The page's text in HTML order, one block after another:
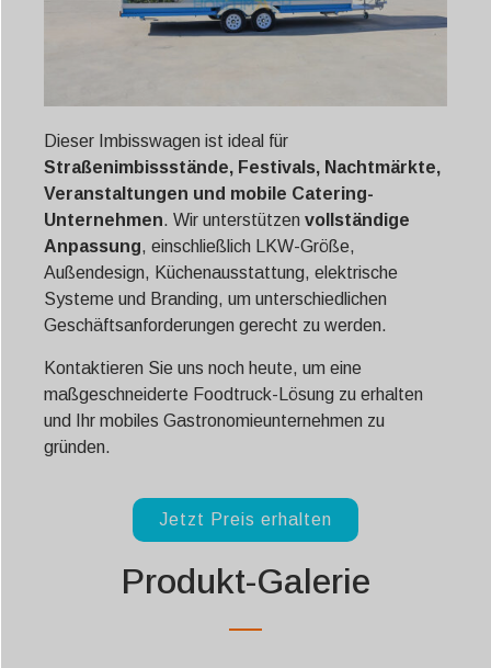
Dieser Imbisswagen ist ideal für
Straßenimbissstände, Festivals, Nachtmärkte,
Veranstaltungen und mobile Catering-
Unternehmen. Wir unterstützen vollständige
Anpassung, einschließlich LKW-Größe,
Außendesign, Küchenausstattung, elektrische
Systeme und Branding, um unterschiedlichen
Geschäftsanforderungen gerecht zu werden.
Kontaktieren Sie uns noch heute, um eine
maßgeschneiderte Foodtruck-Lösung zu erhalten
und Ihr mobiles Gastronomieunternehmen zu
gründen.
Jetzt Preis erhalten
Produkt-Galerie